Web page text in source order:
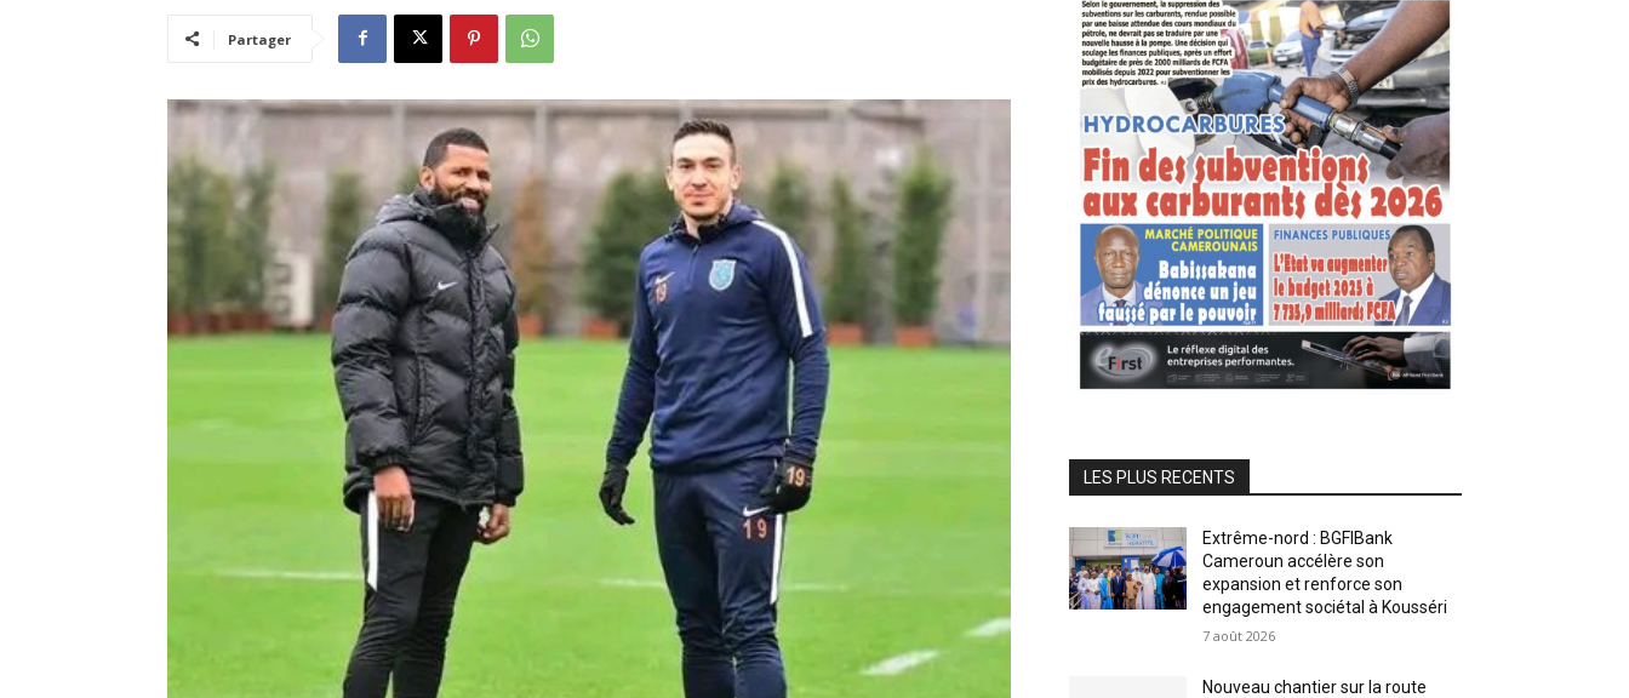
Partager
LES PLUS RECENTS
Extrême-nord : BGFIBank
Cameroun accélère son
expansion et renforce son
engagement sociétal à Kousséri
7 août 2026
Nouveau chantier sur la route